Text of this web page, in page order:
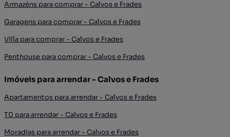
Armazéns para comprar - Calvos e Frades
Garagens para comprar - Calvos e Frades
Villa para comprar - Calvos e Frades
Penthouse para comprar - Calvos e Frades
Imóveis para arrendar - Calvos e Frades
Apartamentos para arrendar - Calvos e Frades
T0 para arrendar - Calvos e Frades
Moradias para arrendar - Calvos e Frades